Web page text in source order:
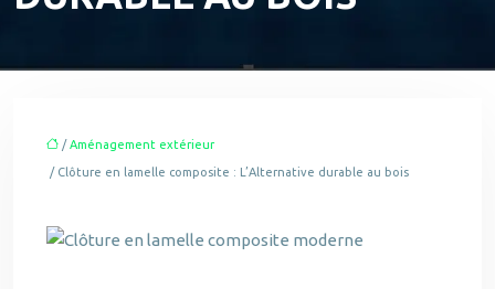
/Aménagement extérieur
/ Clôture en lamelle composite : L’Alternative durable au bois